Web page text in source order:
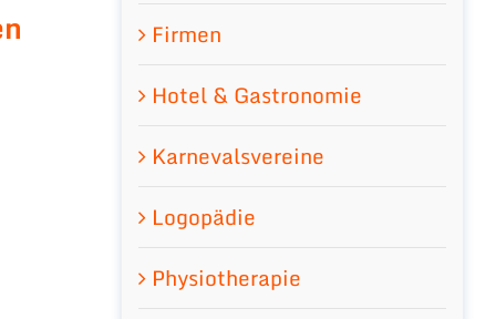
Firmen
Hotel & Gastronomie
Karnevalsvereine
Logopädie
Physiotherapie